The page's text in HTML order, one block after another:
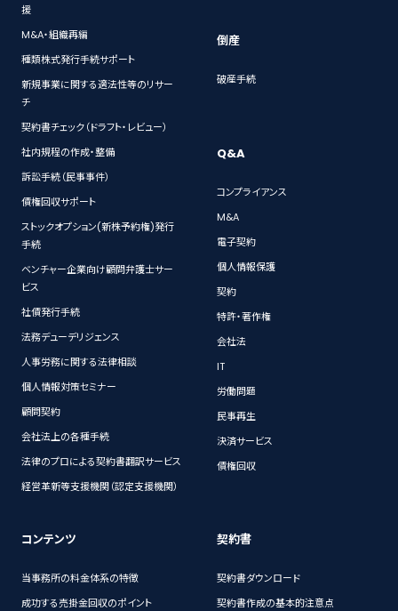
援
M&A・組織再編
種類株式発行手続サポート
新規事業に関する適法性等のリサー
チ
契約書チェック（ドラフト・レビュー）
社内規程の作成・整備
訴訟手続（民事事件）
債権回収サポート
ストックオプション(新株予約権)発行
手続
ベンチャー企業向け顧問弁護士サー
ビス
社債発行手続
法務デューデリジェンス
人事労務に関する法律相談
個人情報対策セミナー
顧問契約
会社法上の各種手続
法律のプロによる契約書翻訳サービス
経営革新等支援機関（認定支援機関）
倒産
破産手続
Q&A
コンプライアンス
M&A
電子契約
個人情報保護
契約
特許・著作権
会社法
IT
労働問題
民事再生
決済サービス
債権回収
コンテンツ
当事務所の料金体系の特徴
成功する売掛金回収のポイント
契約書
契約書ダウンロード
契約書作成の基本的注意点